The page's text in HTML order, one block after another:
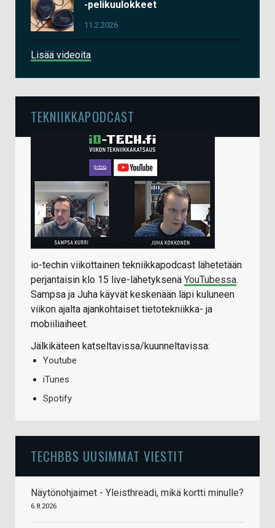
-pelikuulokkeet
11.2.2026
Lisää videoita
TEKNIIKKAPODCAST
io-techin viikottainen tekniikkapodcast lähetetään
perjantaisin klo 15 live-lähetyksenä YouTubessa.
Sampsa ja Juha käyvät keskenään läpi kuluneen
viikon ajalta ajankohtaiset tietotekniikka- ja
mobiiliaiheet.
Jälkikäteen katseltavissa/kuunneltavissa:
Youtube
iTunes
Spotify
TECHBBS UUSIMMAT VIESTIT
Näytönohjaimet - Yleisthreadi, mikä kortti minulle?
6.8.2026